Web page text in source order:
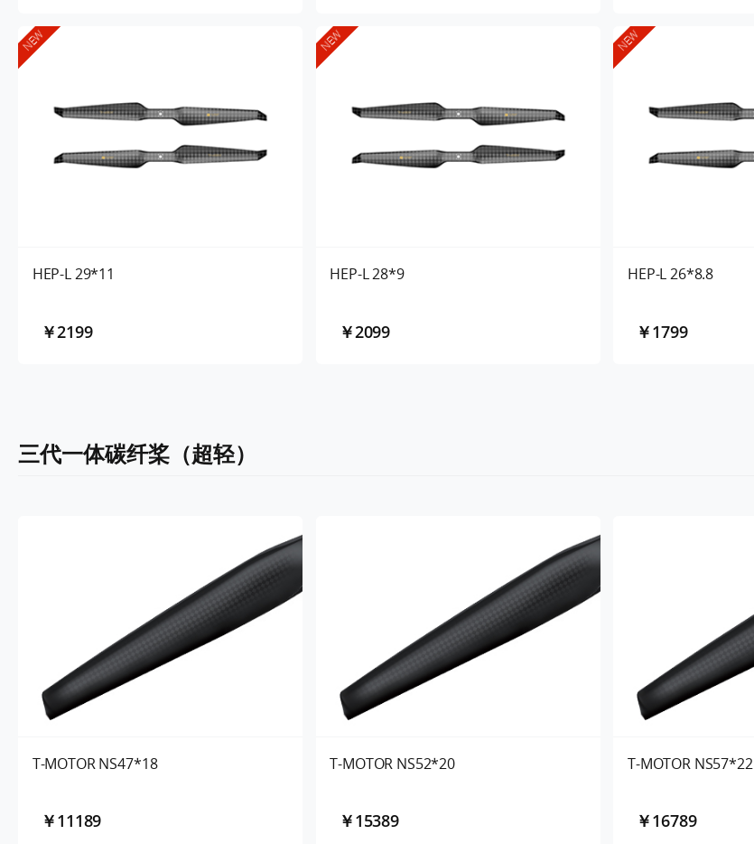
NEW
HEP-L 29*11
￥2199
NEW
HEP-L 28*9
￥2099
NEW
HEP-L 26*8.8
￥1799
三代一体碳纤桨（超轻）
T-MOTOR NS47*18
￥11189
T-MOTOR NS52*20
￥15389
T-MOTOR NS57*22
￥16789